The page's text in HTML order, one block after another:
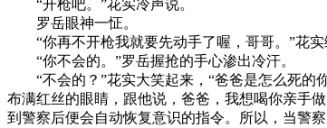
“开枪吧。”花实冷声说。
罗岳眼神一怔。
“你再不开枪我就要先动手了喔，哥哥。”花实
“你不会的。”罗岳握抢的手心渗出冷汗。
“不会的？”花实大笑起来，“爸爸是怎么死的
布满红丝的眼睛，跟他说，爸爸，我想喝你亲手
到警察后便会自动恢复意识的指令。所以，当警